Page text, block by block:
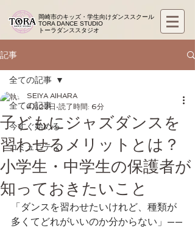
岡崎市のキッズ・学生向けダンススクール
TORA DANCE STUDIO
​トーラダンススタジオ
記事
全ての記事
今すぐ始める
コミュニティ
全ての記事
子どもにジャズダンスを
習わせるメリットとは？
小学生・中学生の保護者が
知っておきたいこと
SEIYA AIHARA
4月22日 読了時間: 6分
「ダンスを習わせたいけれど、種類が
多くてどれがいいのか分からない」——